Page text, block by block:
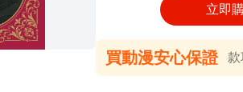
立即
買動漫安心保證 款